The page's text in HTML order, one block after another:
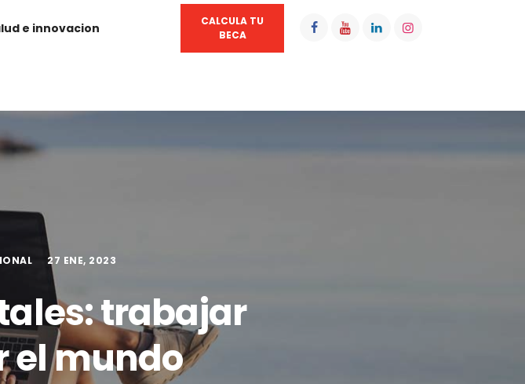
e innovacion
CALCULA TU
BECA
27 ENE, 2023
trabajar
el mundo